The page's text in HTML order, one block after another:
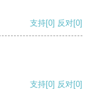
支持[0] 反对[0]
支持[0] 反对[0]